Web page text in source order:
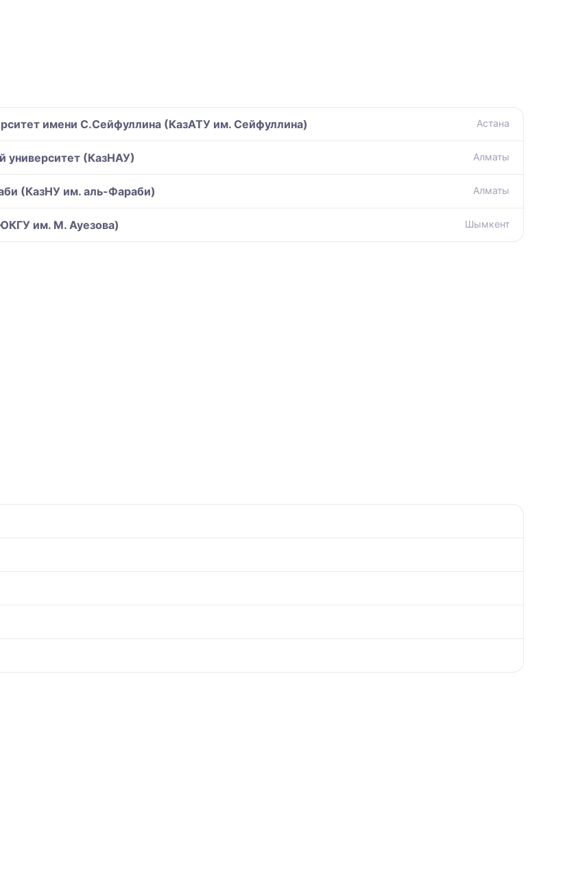
имени С.Сейфуллина (КазАТУ им. Сейфуллина) Астана
университет (КазНАУ) Алматы
(КазНУ им. аль-Фараби) Алматы
им. М. Ауезова) Шымкент